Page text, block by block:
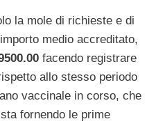
la mole di richieste e di
medio accreditato,
facendo registrare
allo stesso periodo
vaccinale in corso, che
fornendo le prime